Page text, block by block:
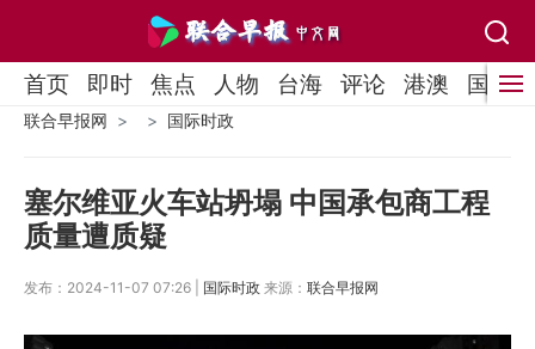
首页 即时 焦点 人物 台海 评论 港澳 国际
联合早报网 国际时政
塞尔维亚火车站坍塌 中国承包商工程
质量遭质疑
发布：2024-11-07 07:26 | 国际时政 来源： 联合早报网